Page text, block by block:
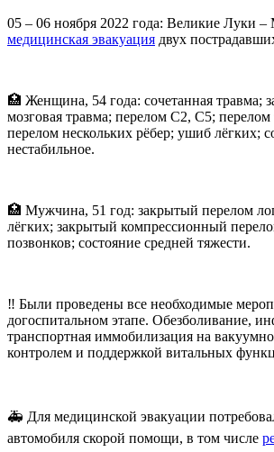
05 – 06 ноября 2022 года: Великие Луки –
медицинская эвакуация двух
🏥 Женщина, 54 года: сочетанная травма;
мозговая травма; перелом С2, С5; перелом
перелом нескольких рёбер; ушиб лёгких;
нестабильное.
🏥 Мужчина, 51 год: закрытый перелом
лёгких; закрытый компрессионный
позвонков; состояние средней тяжести.
‼ Были проведены все необходимые
догоспитальном этапе. Обезболивание,
транспортная иммобилизация на
контролем и поддержкой витальных
🚑 Для медицинской эвакуации
автомобиля скорой помощи, в том числе